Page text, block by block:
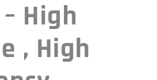
High
, High